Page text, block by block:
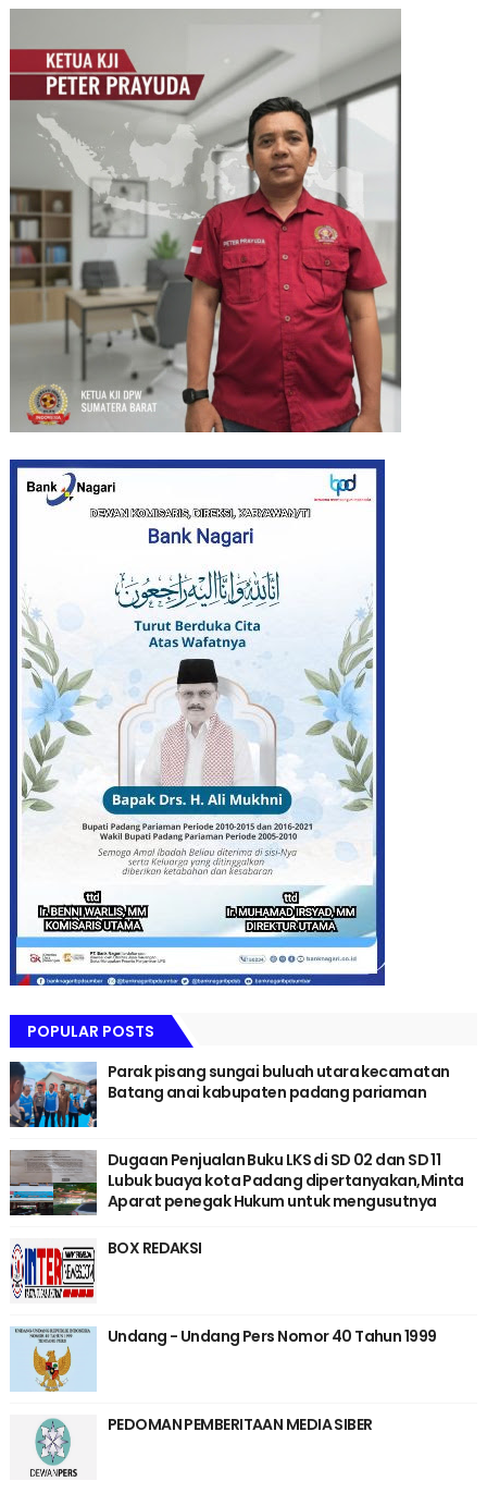
POPULAR POSTS
Parak pisang sungai buluah utara kecamatan
Batang anai kabupaten padang pariaman
Dugaan Penjualan Buku LKS di SD 02 dan SD 11
Lubuk buaya kota Padang dipertanyakan,Minta
Aparat penegak Hukum untuk mengusutnya
BOX REDAKSI
Undang - Undang Pers Nomor 40 Tahun 1999
PEDOMAN PEMBERITAAN MEDIA SIBER